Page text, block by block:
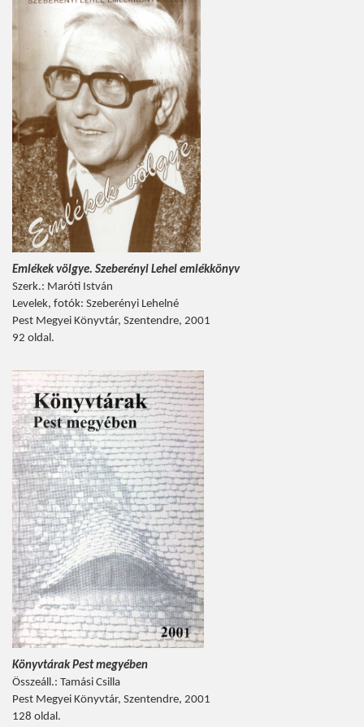
Emlékek völgye. Szeberényi Lehel emlékkönyv
Szerk.: Maróti István
Levelek, fotók: Szeberényi Lehelné
Pest Megyei Könyvtár, Szentendre, 2001
92 oldal.
Könyvtárak Pest megyében
Összeáll.: Tamási Csilla
Pest Megyei Könyvtár, Szentendre, 2001
128 oldal.